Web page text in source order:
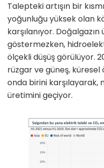
Talepteki artışın bir
yoğunluğu yüksek olan
karşılanıyor.
göstermezken,
ölçekli düşüş görülüyor.
rüzgar ve güneş,
onda birini karşılayarak,
üretimini geçiyor.